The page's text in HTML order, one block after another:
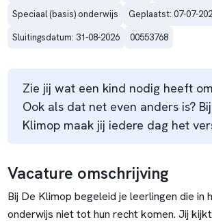
Speciaal (basis) onderwijs
Geplaatst: 07-07-
Sluitingsdatum: 31-08-2026
00553768
Zie jij wat een kind nodig heeft
Ook als dat net even anders is? Bij
Klimop maak jij iedere dag het
Vacature omschrijving
Bij De Klimop begeleid je leerlingen die in
onderwijs niet tot hun recht komen. Jij